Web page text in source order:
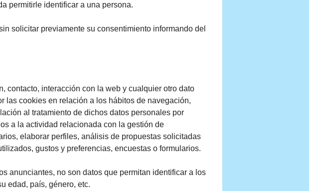
permitirle identificar a una persona.
solicitar previamente su consentimiento informando del
contacto, interacción con la web y cualquier otro dato
las cookies en relación a los hábitos de navegación,
al tratamiento de dichos datos personales por
a la actividad relacionada con la gestión de
elaborar perfiles, análisis de propuestas solicitadas
gustos y preferencias, encuestas o formularios.
anunciantes, no son datos que permitan identificar a los
edad, país, género, etc.